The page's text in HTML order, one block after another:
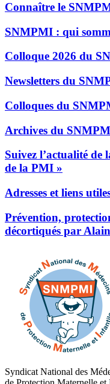
Connaître le
SNMPMI : qui
Colloque 2026 du
Newsletters du
Colloques du
Archives du
Suivez l’actualité de
de la PMI »
Adresses et liens
Prévention,
décortiqués par
Syndicat National des